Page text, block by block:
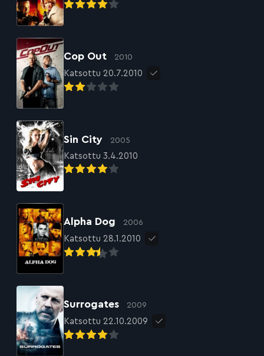
Cop Out 2010
Katsottu 20.7.2010
Sin City 2005
Katsottu 3.4.2010
Alpha Dog 2006
Katsottu 28.1.2010
Surrogates 2009
Katsottu 22.10.2009